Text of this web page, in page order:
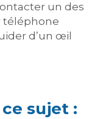
un des
téléphone
d’un œil
sujet :